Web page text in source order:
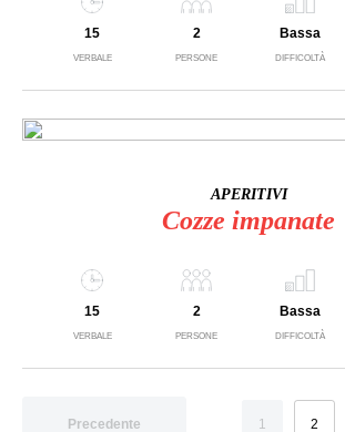
15
VERBALE
2
PERSONE
Bassa
DIFFICOLTÀ
APERITIVI
Cozze impanate
15
VERBALE
2
PERSONE
Bassa
DIFFICOLTÀ
Precedente 1 2